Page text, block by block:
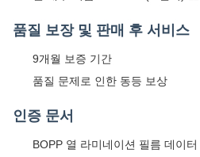
품질 보장 및 판매 후 서비스
9개월 보증 기간
품질 문제로 인한 동등 보상
인증 문서
BOPP 열 라미네이션 필름 데이